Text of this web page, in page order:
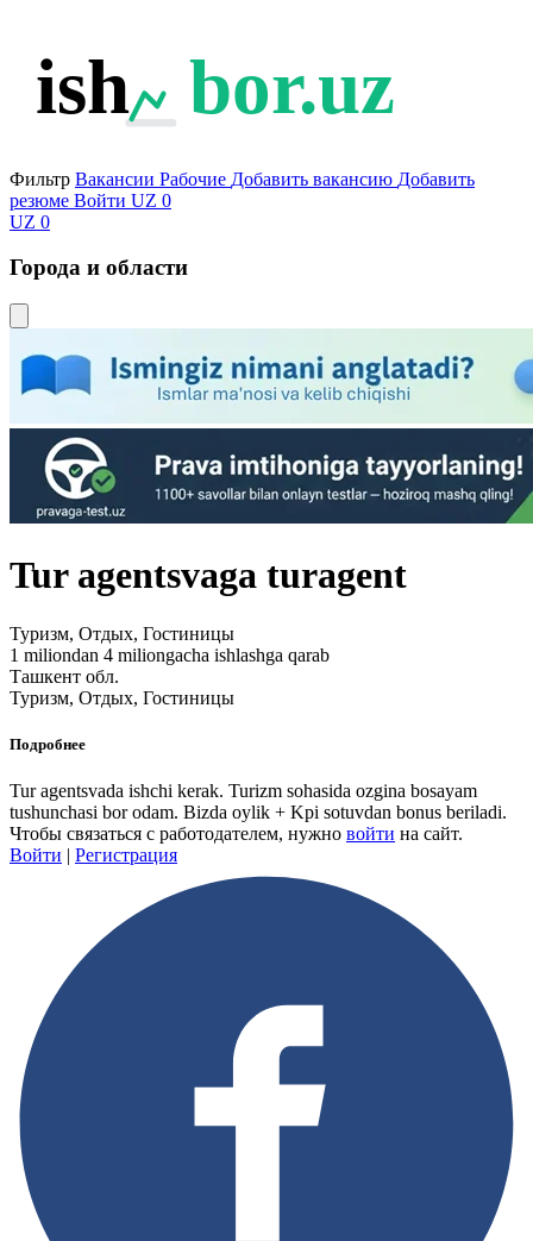
ish bor.uz
Фильтр Вакансии Рабочие Добавить вакансию Добавить
резюме Войти UZ 0
UZ 0
Города и области
Tur agentsvaga turagent
Туризм, Отдых, Гостиницы
1 miliondan 4 miliongacha ishlashga qarab
Ташкент обл.
Туризм, Отдых, Гостиницы
Подробнее
Tur agentsvada ishchi kerak. Turizm sohasida ozgina bosayam
tushunchasi bor odam. Bizda oylik + Kpi sotuvdan bonus beriladi.
Чтобы связаться с работодателем, нужно войти на сайт.
Войти | Регистрация